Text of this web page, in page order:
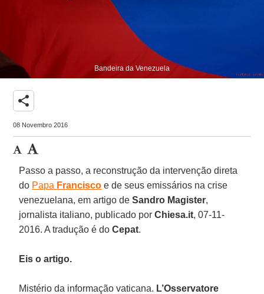
Bandeira da Venezuela
share
08 Novembro 2016
Passo a passo, a reconstrução da intervenção direta
do Papa Francisco e de seus emissários na crise
venezuelana, em artigo deSandro Magister,
jornalista italiano, publicado porChiesa.it, 07-11-
2016. A tradução é doCepat.
Eis o artigo.
Mistério da informação vaticana. L’Osservatore